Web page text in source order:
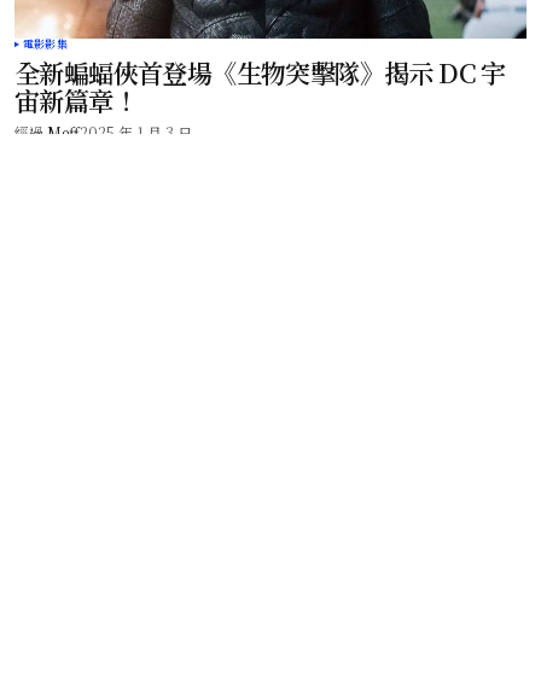
電影影集
全新蝙蝠俠首登場《生物突擊隊》揭示 DC 宇
宙新篇章！
經過 Meff2025 年 1 月 3 日